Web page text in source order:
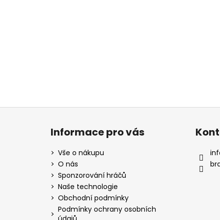
Z
Informace pro vás
Vše o nákupu
O nás
Sponzorování hráčů
Naše technologie
Obchodní podmínky
Podmínky ochrany osobních